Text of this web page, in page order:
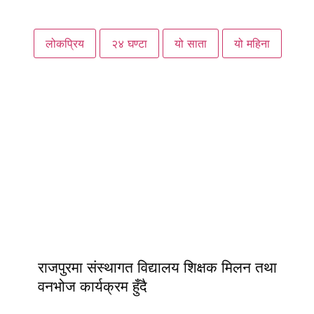
लोकप्रिय २४ घण्टा यो साता यो महिना
राजपुरमा संस्थागत विद्यालय शिक्षक मिलन तथा
वनभोज कार्यक्रम हुँदै